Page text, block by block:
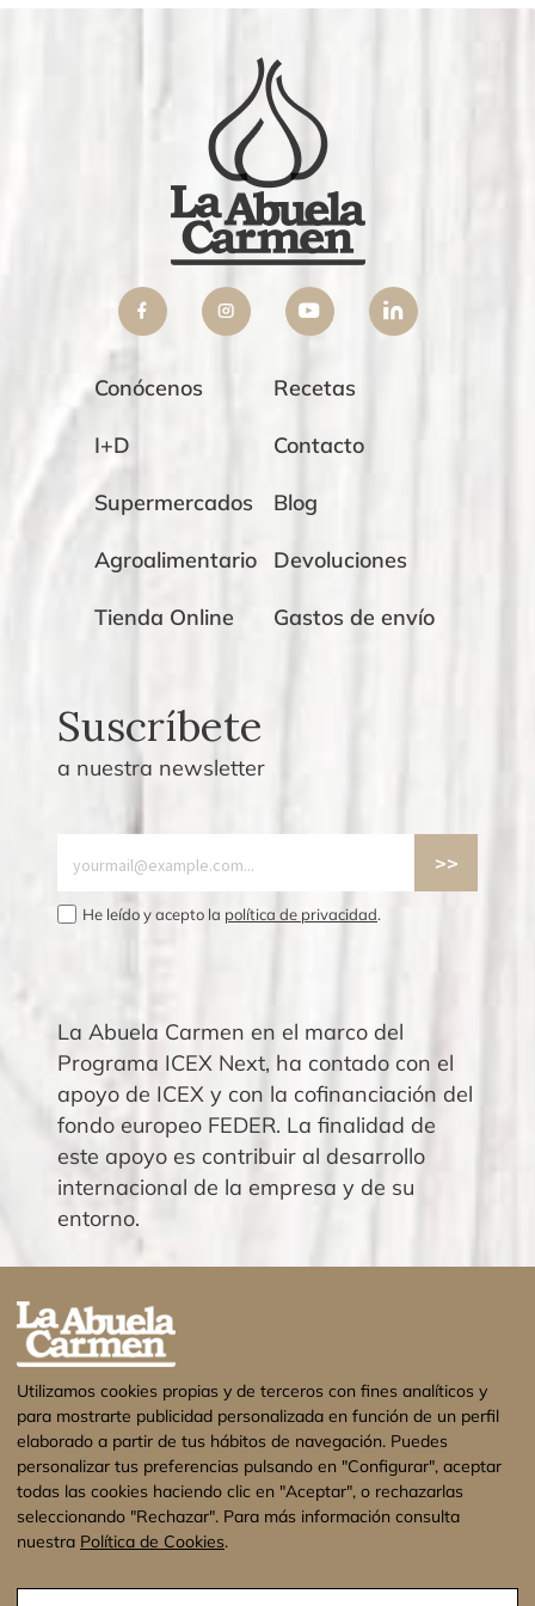
¡Estamos de vacaciones! No se enviarán
Conócenos
I+D
Supermercados
Agroalimentario
Tienda Online
Recetas
Contacto
Blog
Devoluciones
Gastos de envío
Suscríbete
a nuestra newsletter
He leído y acepto la política de privacidad.
La Abuela Carmen en el marco del
Programa ICEX Next, ha contado con el
apoyo de ICEX y con la cofinanciación del
fondo europeo FEDER. La finalidad de
este apoyo es contribuir al desarrollo
internacional de la empresa y de su
entorno.
Utilizamos cookies propias y de terceros con fines analíticos y
para mostrarte publicidad personalizada en función de un perfil
elaborado a partir de tus hábitos de navegación. Puedes
personalizar tus preferencias pulsando en "Configurar", aceptar
todas las cookies haciendo clic en "Aceptar", o rechazarlas
seleccionando "Rechazar". Para más información consulta
nuestra Política de Cookies.